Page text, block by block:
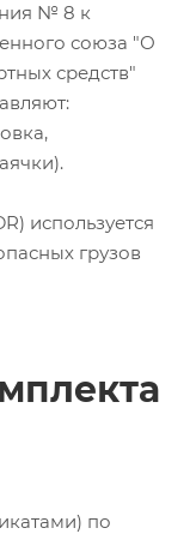
№ 8 к
союза "О
средств"
используется
грузов
по